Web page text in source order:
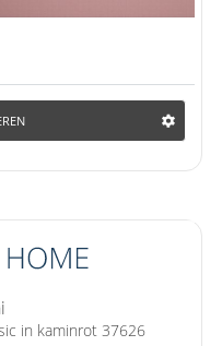
in kaminrot 37626